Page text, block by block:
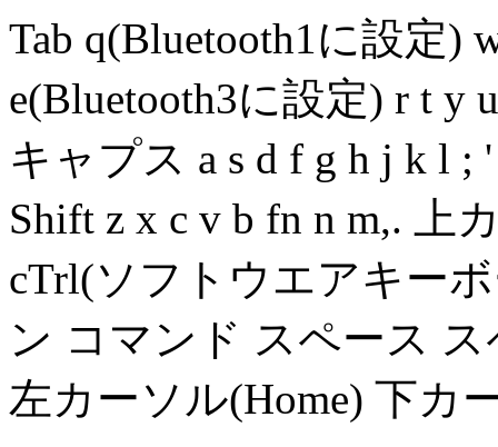
Tab q(Bluetooth1に設定)
e(Bluetooth3に設定) r t y
キャプス a s d f g h j k l ;
Shift z x c v b fn n m,. 上
cTrl(ソフトウエアキー
ン コマンド スペース
左カーソル(Home) 下カ